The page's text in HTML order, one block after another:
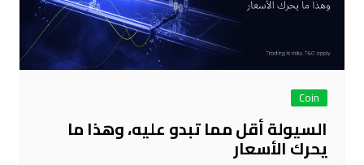
Coin
السيولة أقل مما تبدو عليه، وهذا ما
يحرك الأسعار